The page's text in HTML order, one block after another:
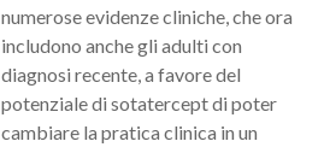
numerose evidenze cliniche, che ora
includono anche gli adulti con
diagnosi recente, a favore del
potenziale di sotatercept di poter
cambiare la pratica clinica in un